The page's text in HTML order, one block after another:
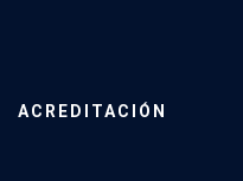
ACREDITACIÓN